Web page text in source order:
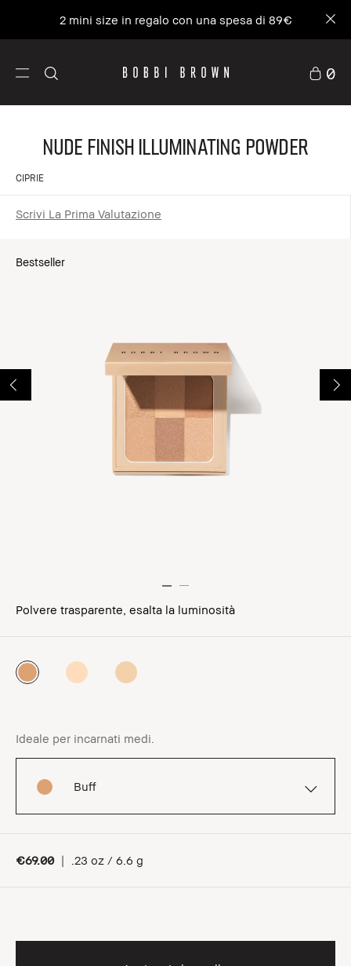
2 mini size in regalo con una spesa di 89€
0
Nude Finish Illuminating Powder
CIPRIE
Scrivi La Prima Valutazione
Bestseller
Polvere trasparente, esalta la luminosità
Ideale per incarnati medi.
Buff
€69.00 | .23 oz / 6.6 g